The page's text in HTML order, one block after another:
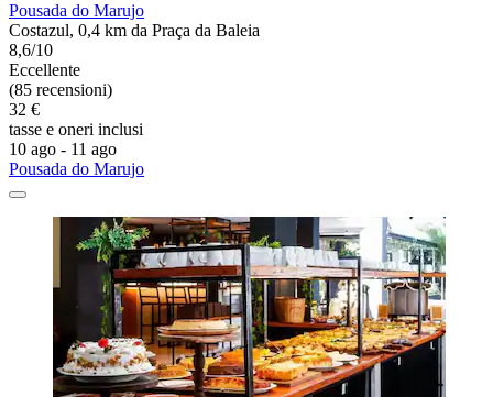
Pousada do Marujo
Costazul, 0,4 km da Praça da Baleia
8,6/10
Eccellente
(85 recensioni)
32 €
tasse e oneri inclusi
10 ago - 11 ago
Pousada do Marujo